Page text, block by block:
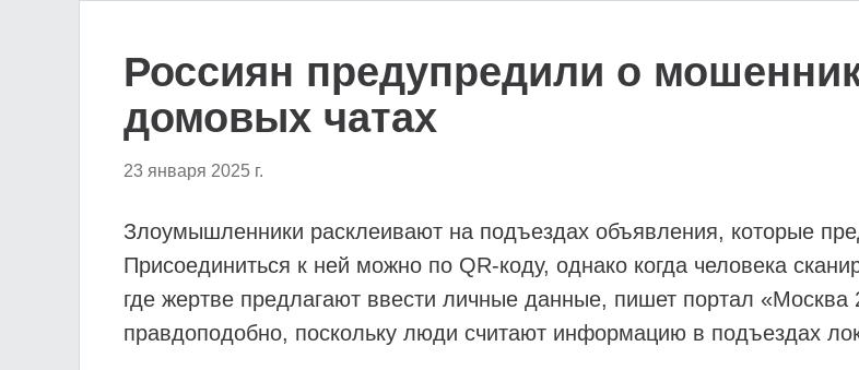
Россиян предупредили о
домовых чатах
23 января 2025 г.
Злоумышленники расклеивают на подъездах объявления, которые
Присоединиться к ней можно по QR-коду, однако когда человека
где жертве предлагают ввести личные данные, пишет портал
правдоподобно, поскольку люди считают информацию в подъездах